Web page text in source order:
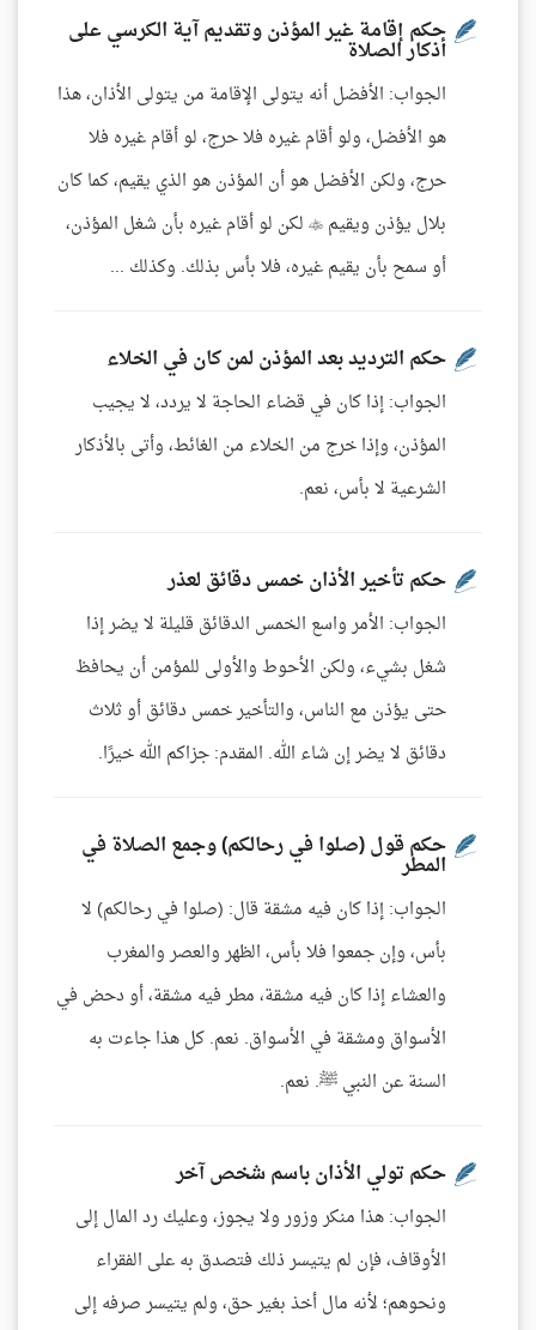
حكم إقامة غير المؤذن وتقديم آية الكرسي على
أذكار الصلاة
الجواب: الأفضل أنه يتولى الإقامة من يتولى الأذان، هذا
هو الأفضل، ولو أقام غيره فلا حرج، لو أقام غيره فلا
حرج، ولكن الأفضل هو أن المؤذن هو الذي يقيم، كما كان
بلال يؤذن ويقيم  لكن لو أقام غيره بأن شغل المؤذن،
أو سمح بأن يقيم غيره، فلا بأس بذلك. وكذلك ...
حكم الترديد بعد المؤذن لمن كان في الخلاء
الجواب: إذا كان في قضاء الحاجة لا يردد، لا يجيب
المؤذن، وإذا خرج من الخلاء من الغائط، وأتى بالأذكار
الشرعية لا بأس، نعم.
حكم تأخير الأذان خمس دقائق لعذر
الجواب: الأمر واسع الخمس الدقائق قليلة لا يضر إذا
شغل بشيء، ولكن الأحوط والأولى للمؤمن أن يحافظ
حتى يؤذن مع الناس، والتأخير خمس دقائق أو ثلاث
دقائق لا يضر إن شاء الله. المقدم: جزاكم الله خيرًا.
حكم قول (صلوا في رحالكم) وجمع الصلاة في
المطر
الجواب: إذا كان فيه مشقة قال: (صلوا في رحالكم) لا
بأس، وإن جمعوا فلا بأس، الظهر والعصر والمغرب
والعشاء إذا كان فيه مشقة، مطر فيه مشقة، أو دحض في
الأسواق ومشقة في الأسواق. نعم. كل هذا جاءت به
السنة عن النبي ﷺ. نعم.
حكم تولي الأذان باسم شخص آخر
الجواب: هذا منكر وزور ولا يجوز، وعليك رد المال إلى
الأوقاف، فإن لم يتيسر ذلك فتصدق به على الفقراء
ونحوهم؛ لأنه مال أخذ بغير حق، ولم يتيسر صرفه إلى